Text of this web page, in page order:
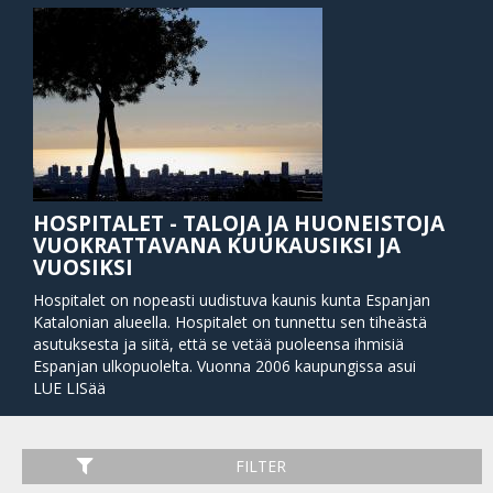
HOSPITALET - TALOJA JA HUONEISTOJA
VUOKRATTAVANA KUUKAUSIKSI JA
VUOSIKSI
Hospitalet on nopeasti uudistuva kaunis kunta Espanjan
Katalonian alueella. Hospitalet on tunnettu sen tiheästä
asutuksesta ja siitä, että se vetää puoleensa ihmisiä
Espanjan ulkopuolelta. Vuonna 2006 kaupungissa asui
eniten ihmisiä heti alkuperäisespanjalaisten jälkeen
Hospitalet on muodostunut kahdesta eri alueesta. Jos
LUE LISää
FILTER